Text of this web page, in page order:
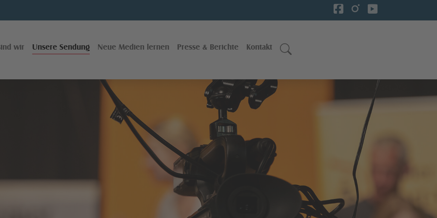
wir Unsere Sendung Neue Medien lernen Presse & Berichte Kontakt